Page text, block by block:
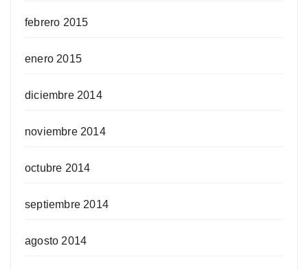
febrero 2015
enero 2015
diciembre 2014
noviembre 2014
octubre 2014
septiembre 2014
agosto 2014